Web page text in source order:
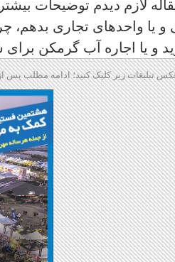
لازم دیدم توضیحات
یا واحد‌های تجاری بدهم،
و یا اجاره آب گرمکن
تبلیغات زیر کلیک کنید؛ ادامه مطلب پس از